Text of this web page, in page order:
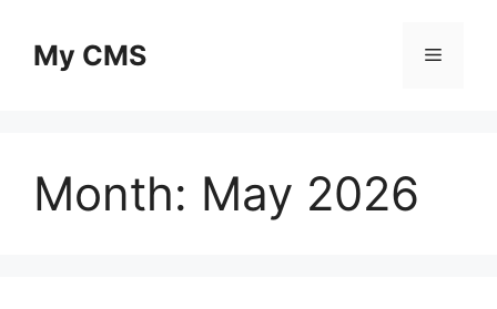
contentMy CMS Menu
Month: May 2026